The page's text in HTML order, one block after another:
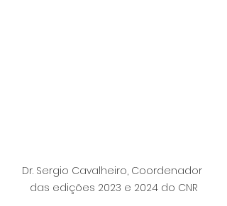
Dr. Sergio Cavalheiro, Coordenador
das edições 2023 e 2024 do CNR